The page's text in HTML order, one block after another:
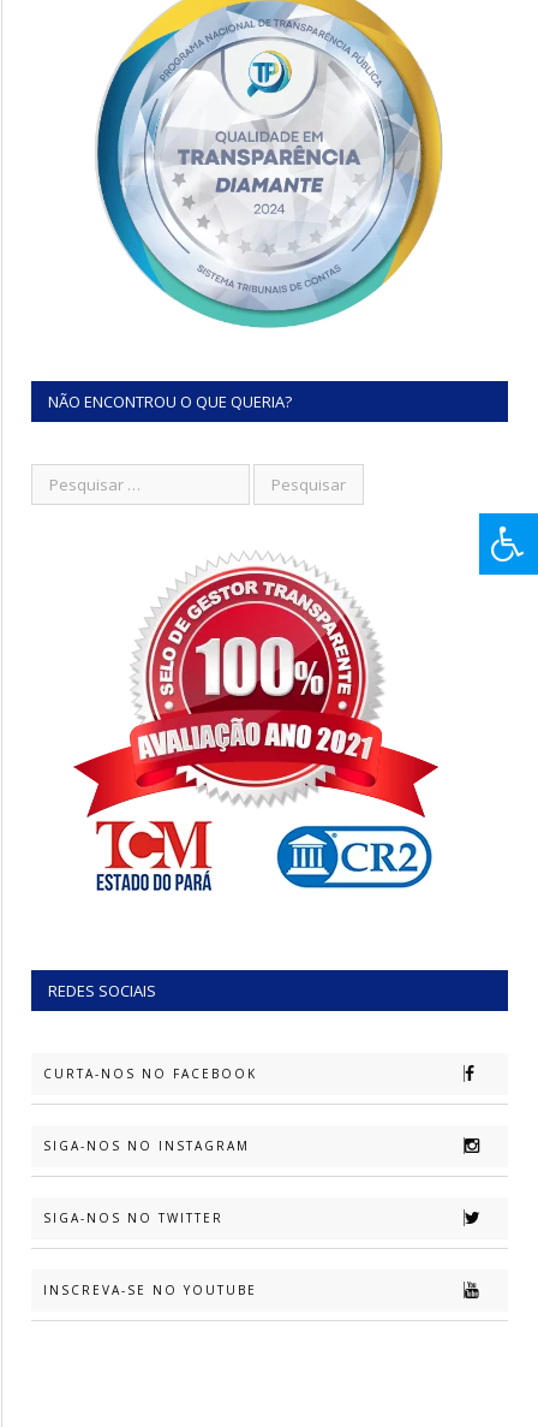
NÃO ENCONTROU O QUE QUERIA?
REDES SOCIAIS
CURTA-NOS NO FACEBOOK
SIGA-NOS NO INSTAGRAM
SIGA-NOS NO TWITTER
INSCREVA-SE NO YOUTUBE